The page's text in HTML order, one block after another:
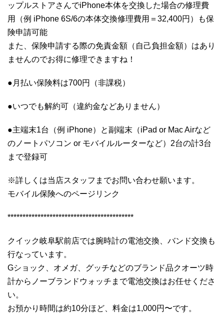
ップルストアさんでiPhone本体を交換した場合の修理費
用（例 iPhone 6S/6の本体交換修理費用＝32,400円）も保
険申請可能
また、保険申請する際の免責金額（自己負担金額）はあり
ませんのでお得に修理できますね！
●月払い保険料は700円（非課税）
●いつでも解約可（違約金などありません）
●主端末1台（例 iPhone）と副端末（iPad or Mac Airなど
のノートパソコン or モバイルルーターなど）2台の計3台
まで登録可
※詳しくは当店スタッフまでお問い合わせ願います。
モバイル保険へのページリンク
******************************************
クイック岐阜駅前店では腕時計の電池交換、バンド交換も
行なっています。
Gショック、オメガ、グッチなどのブランド品クオーツ時
計からノーブランドウォッチまで電池交換はお任せくださ
い。
お預かり時間は約10分ほど、料金は1,000円〜です。